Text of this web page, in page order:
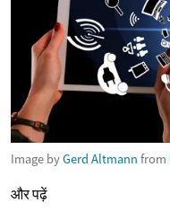
Image byGerd Altmann from
और पढ़ें